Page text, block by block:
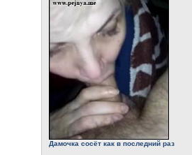
Дамочка сосёт как в последний раз